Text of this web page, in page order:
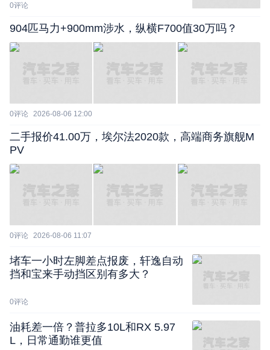
0评论
904匹马力+900mm涉水，纵横F700值30万吗？
0评论 2026-08-06 12:00
二手报价41.00万，埃尔法2020款，高端商务旗舰M
PV
0评论 2026-08-06 11:07
堵车一小时左脚差点报废，轩逸自动
挡和宝来手动挡区别有多大？
0评论
油耗差一倍？普拉多10L和RX 5.97
L，日常通勤谁更值